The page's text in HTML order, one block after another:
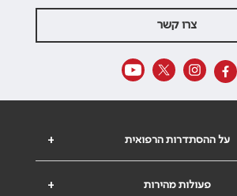
צרו קשר
+ על ההסתדרות הרפואית
+ פעולות מהירות